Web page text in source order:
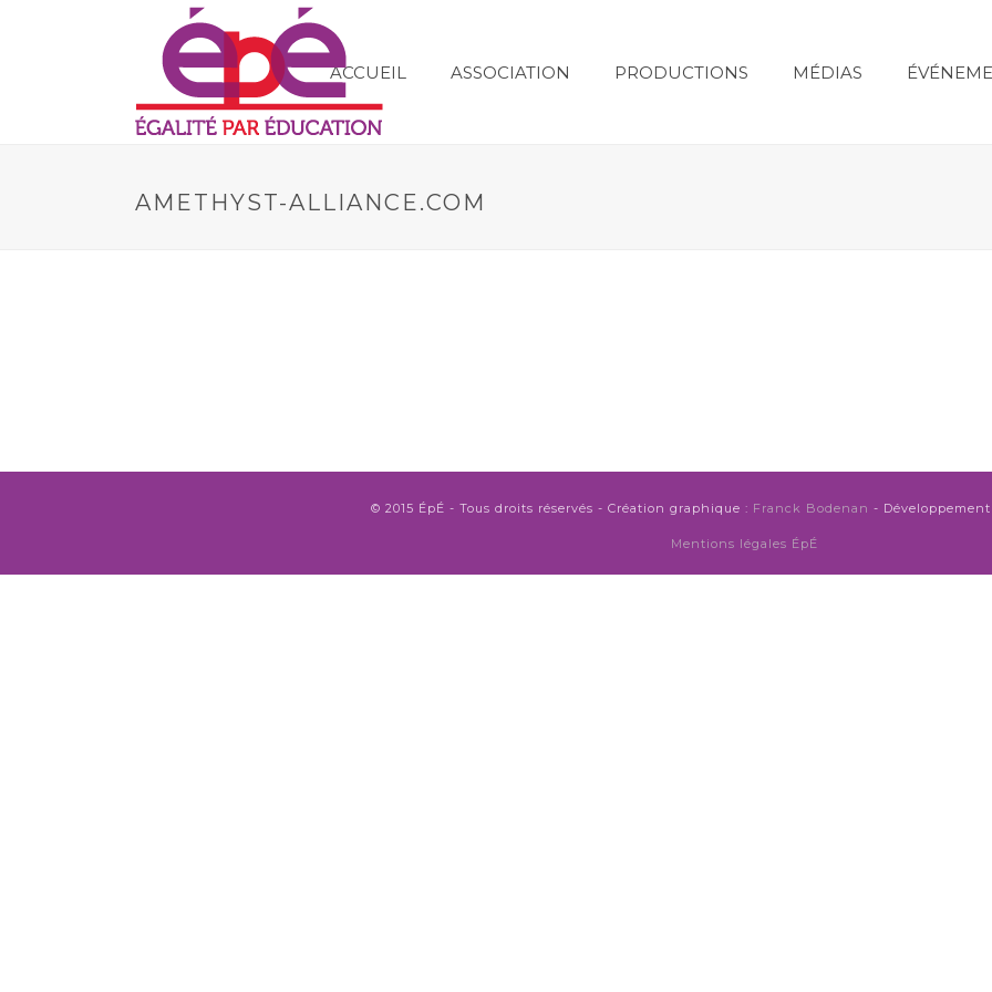
ACCUEIL ASSOCIATION PRODUCTIONS MÉDIAS
AMETHYST-ALLIANCE.COM
© 2015 ÉpÉ - Tous droits réservés - Création graphique : Franck Bodenan -
Mentions légales ÉpÉ